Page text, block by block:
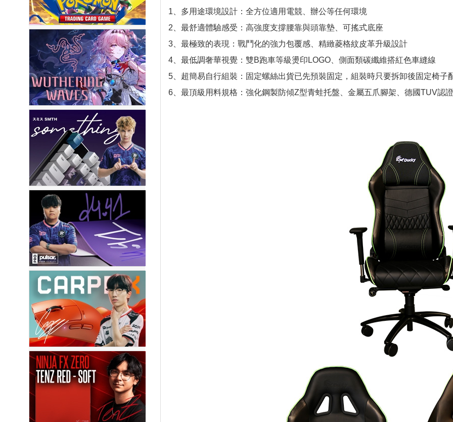
1、多用途環境設計：全方位適用電競、辦公等任何環境
2、最舒適體驗感受：高強度支撐腰靠與頭靠墊、可搖式底座
3、最極致的表現：戰鬥化的強力包覆感、精緻菱格紋皮革升級設計
4、最低調奢華視覺：雙B跑車等級燙印LOGO、側面類碳纖維搭紅色車縫線
5、超簡易自行組裝：固定螺絲出貨已先預裝固定，組裝時只要拆卸後固定椅子
6、最頂級用料規格：強化鋼製防傾Z型青蛙托盤、金屬五爪腳架、德國TUV認